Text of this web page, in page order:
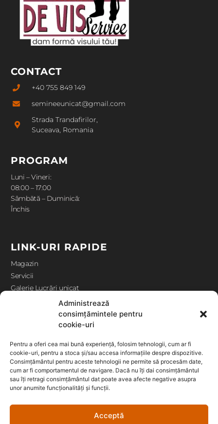
Administrează
consimțămintele pentru
cookie-uri
Pentru a oferi cea mai bună experiență, folosim tehnologii, cum ar fi
cookie-uri, pentru a stoca și/sau accesa informațiile despre dispozitive.
Consimțământul pentru aceste tehnologii ne permite să procesăm date,
cum ar fi comportamentul de navigare. Dacă nu îți dai consimțământul
sau îți retragi consimțământul dat poate avea afecte negative asupra
unor anumite funcționalități și funcții.
Acceptă
CONTACT
+40 755 849 149
semineeunicat@gmail.com
Strada Trandafirilor,
Suceava, Romania
PROGRAM
Luni – Vineri:
08:00 – 17:00
Sâmbătă – Duminică:
Închis
LINK-URI RAPIDE
Magazin
Servicii
Galerie Lucrări unicat
Termeni și condiții
Politică cookie-uri (UE)
Politica de confidentialitate